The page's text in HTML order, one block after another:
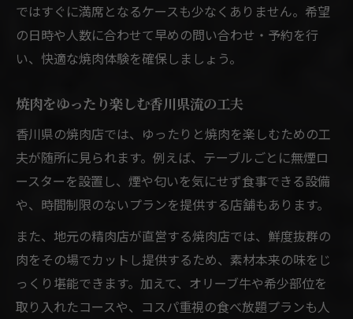
ではすぐに満席となるケースも少なくありません。希望
の日時や人数に合わせて早めの問い合わせ・予約を行
い、快適な焼肉体験を確保しましょう。
焼肉をゆったり楽しむ香川県流の工夫
香川県の焼肉店では、ゆったりと焼肉を楽しむための工
夫が随所に見られます。例えば、テーブルごとに無煙ロ
ースターを設置し、煙や匂いを気にせず食事できる設備
や、時間制限のないプランを提供する店舗もあります。
また、地元の精肉店が直営する焼肉店では、鮮度抜群の
肉をその場でカットし提供するため、素材本来の味をじ
っくり堪能できます。加えて、オリーブ牛や希少部位を
取り入れたコースや、コスパ重視の食べ放題プランも人